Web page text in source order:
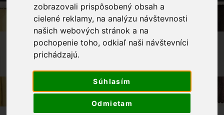
zobrazovali prispôsobený obsah a
cielené reklamy, na analýzu návštevnosti
našich webových stránok a na
pochopenie toho, odkiaľ naši návštevníci
prichádzajú.
Súhlasím
Odmietam
OBCHOD
GALANTÉRIA
POLYESTEROVÁ NIŤ GUTERMAN JEANS